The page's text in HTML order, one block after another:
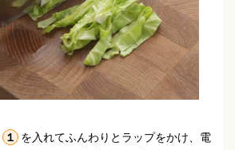
１
を入れてふんわりとラップをかけ、電